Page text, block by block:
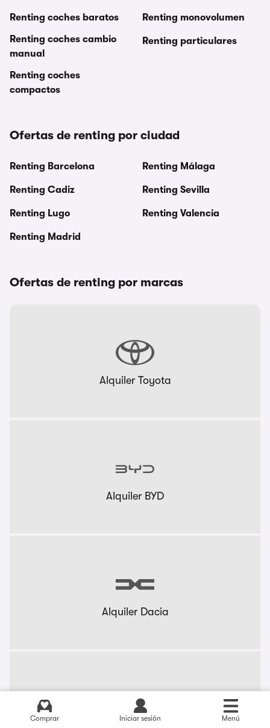
Comprar Iniciar sesión Menú
Renting coches baratos
Renting coches cambio
manual
Renting coches
compactos
Renting monovolumen
Renting particulares
Ofertas de renting por ciudad
Renting Barcelona
Renting Cadiz
Renting Lugo
Renting Madrid
Renting Málaga
Renting Sevilla
Renting Valencia
Ofertas de renting por marcas
Alquiler Toyota
Alquiler BYD
Alquiler Dacia